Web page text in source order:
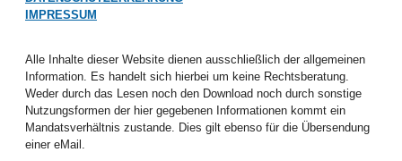
IMPRESSUM
Alle Inhalte dieser Website dienen ausschließlich der allgemeinen
Information. Es handelt sich hierbei um keine Rechtsberatung.
Weder durch das Lesen noch den Download noch durch sonstige
Nutzungsformen der hier gegebenen Informationen kommt ein
Mandatsverhältnis zustande. Dies gilt ebenso für die Übersendung
einer eMail.